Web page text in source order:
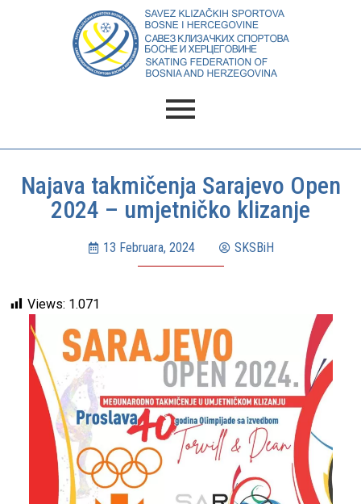
Najava takmičenja Sarajevo Open
2024 – umjetničko klizanje
13 Februara, 2024 SKSBiH
Views: 1.071